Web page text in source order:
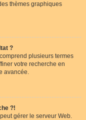
thèmes graphiques
?
plusieurs termes
votre recherche en
avancée.
?!
gérer le serveur Web.